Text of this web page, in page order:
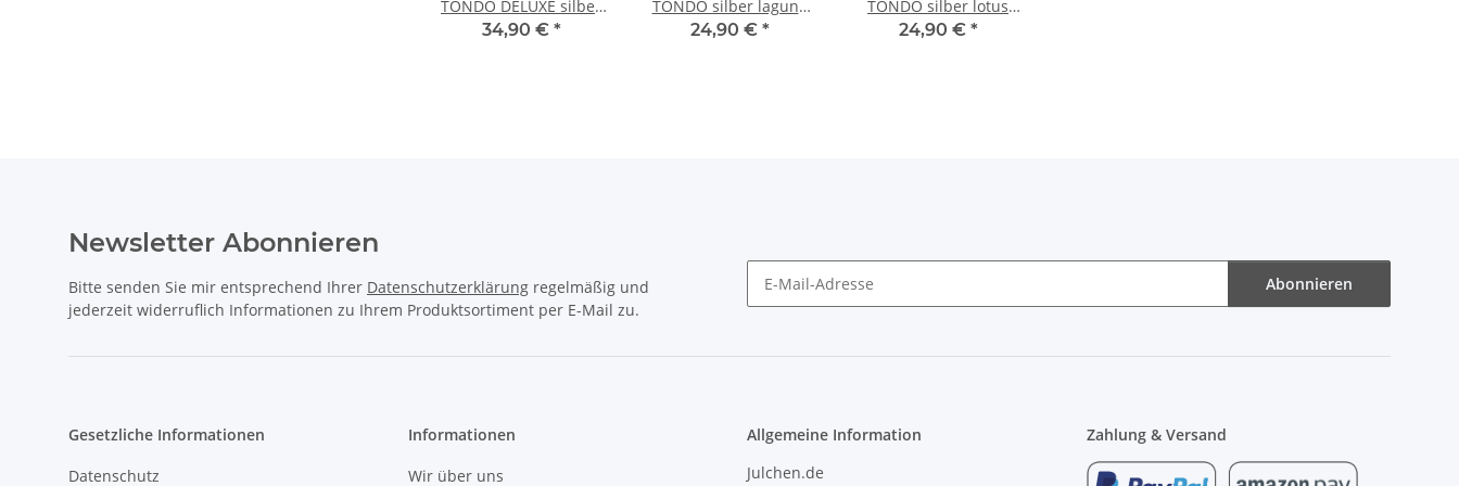
TONDO DELUXE silber
crystal
34,90 € *
TONDO silber laguna
delite
24,90 € *
TONDO silber lotus
pink delite
24,90 € *
Newsletter Abonnieren
Bitte senden Sie mir entsprechend Ihrer Datenschutzerklärung regelmäßig und
jederzeit widerruflich Informationen zu Ihrem Produktsortiment per E-Mail zu.
Abonnieren
Gesetzliche Informationen
Datenschutz
Informationen
Wir über uns
Allgemeine Information
Julchen.de
Zahlung & Versand